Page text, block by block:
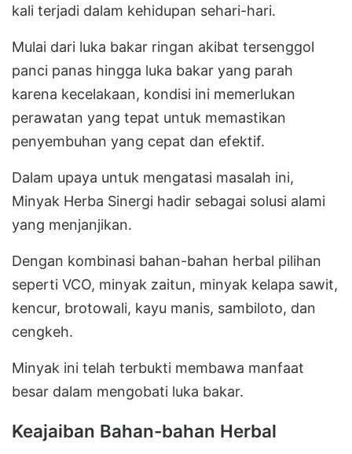
kali terjadi dalam kehidupan sehari-hari.
Mulai dari luka bakar ringan akibat tersenggol
panci panas hingga luka bakar yang parah
karena kecelakaan, kondisi ini memerlukan
perawatan yang tepat untuk memastikan
penyembuhan yang cepat dan efektif.
Dalam upaya untuk mengatasi masalah ini,
Minyak Herba Sinergi hadir sebagai solusi alami
yang menjanjikan.
Dengan kombinasi bahan-bahan herbal pilihan
seperti VCO, minyak zaitun, minyak kelapa sawit,
kencur, brotowali, kayu manis, sambiloto, dan
cengkeh.
Minyak ini telah terbukti membawa manfaat
besar dalam mengobati luka bakar.
Keajaiban Bahan-bahan Herbal